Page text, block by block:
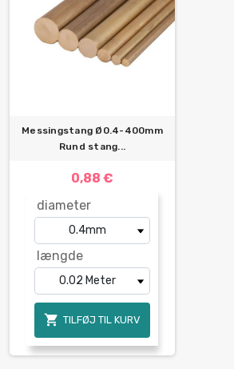
Messingstang Ø0.4-400mm
Rund stang...
0,88 €
diameter
længde
 TILFØJ TIL KURV